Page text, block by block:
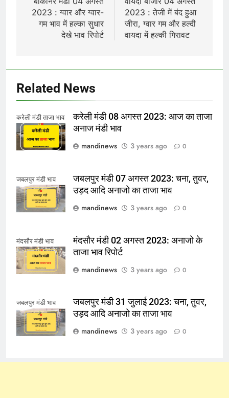
2023 : ग्वार और ग्वार-
गम भाव में हल्का सुधार
देखे भाव रिपोर्ट
2023 : तेजी में बंद हुआ
जीरा, ग्वार गम और हल्दी
वायदा में हल्की गिरावट
Related News
करेली मंडी ताजा भाव
करेली मंडी 08 अगस्त 2023: आज का ताजा
अनाज मंडी भाव
mandinews
3 years ago 0
जबलपुर मंडी भाव
जबलपुर मंडी 07 अगस्त 2023: चना, तुवर,
उड़द आदि अनाजो का ताजा भाव
mandinews
3 years ago 0
मंदसौर मंडी भाव
मंदसौर मंडी 02 अगस्त 2023: अनाजो के
ताजा भाव रिपोर्ट
mandinews
3 years ago 0
जबलपुर मंडी भाव
जबलपुर मंडी 31 जुलाई 2023: चना, तुवर,
उड़द आदि अनाजो का ताजा भाव
mandinews
3 years ago 0